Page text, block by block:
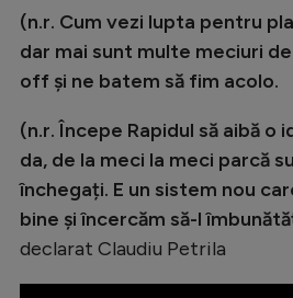
(n.r. Cum vezi lupta pentru
dar mai sunt multe meciuri
off și ne batem să fim acolo.
(n.r. Începe Rapidul să aibă
da, de la meci la meci parcă
închegați. E un sistem nou
bine și încercăm să-l
declarat Claudiu Petrila